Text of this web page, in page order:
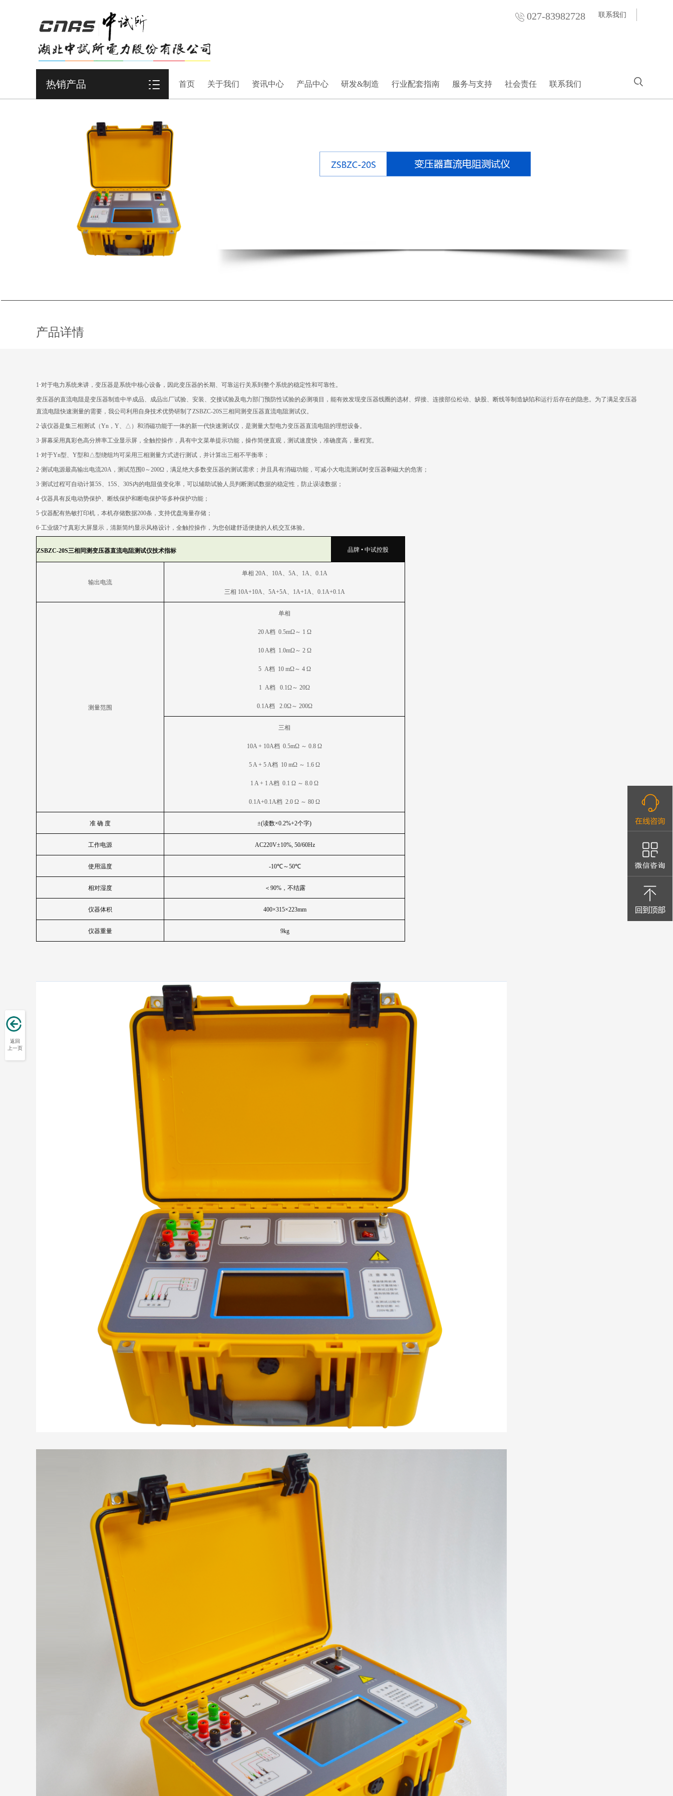
027-83982728 联系我们
热销产品 首页 关于我们 资讯中心 产品中心 研发&制造 行业配套指南 服务与支持 社会责任 联系我们
产品详情
1·对于电力系统来讲，变压器是系统中核心设备，因此变压器的长期、可靠运行关系到整个系统的稳定性和可靠性。
变压器的直流电阻是变压器制造中半成品、成品出厂试验、安装、交接试验及电力部门预防性试验的必测项目，能有效发现变压器线圈的选材、焊接、连接部位松动、缺股、断线等制造缺陷和运行后存在的隐患。为了满足变压器
直流电阻快速测量的需要，我公司利用自身技术优势研制了ZSBZC-20S三相同测变压器直流电阻测试仪。
2·该仪器是集三相测试（Yn ， Y、△）和消磁功能于一体的新一代快速测试仪，是测量大型电力变压器直流电阻的理想设备。
3·屏幕采用真彩色高分辨率工业显示屏，全触控操作，具有中文菜单提示功能，操作简便直观，测试速度快，准确度高，量程宽。
1·对于Yn型、 Y型和△型绕组均可采用三相测量方式进行测试，并计算出三相不平衡率；
2·测试电源最高输出电流20A ，测试范围0～200Ω，满足绝大多数变压器的测试需求；并且具有消磁功能，可减小大电流测试时变压器剩磁大的危害；
3·测试过程可自动计算5S、 15S、 30S内的电阻值变化率，可以辅助试验人员判断测试数据的稳定性，防止误读数据；
4·仪器具有反电动势保护、断线保护和断电保护等多种保护功能；
5·仪器配有热敏打印机，本机存储数据200条，支持优盘海量存储；
6·工业级7寸真彩大屏显示，清新简约显示风格设计，全触控操作，为您创建舒适便捷的人机交互体验。
ZSBZC-20S三相同测变压器直流电阻测试仪技术指标 品牌 • 中试控股
输出电流
单相 20A、10A、5A、1A、0.1A
三相 10A+10A、5A+5A、1A+1A、0.1A+0.1A
测量范围
单相
20 A档 0.5mΩ～ 1 Ω
10 A档 1.0mΩ～ 2 Ω
5 A档 10 mΩ～ 4 Ω
1 A档 0.1Ω～ 20Ω
0.1A档 2.0Ω～ 200Ω
三相
10A + 10A档 0.5mΩ ～ 0.8 Ω
5 A + 5 A档 10 mΩ ～ 1.6 Ω
1 A + 1 A档 0.1 Ω ～ 8.0 Ω
0.1A+0.1A档 2.0 Ω ～ 80 Ω
准 确 度 ±(读数×0.2%+2个字)
工作电源 AC220V±10%, 50/60Hz
使用温度 -10℃～50℃
相对湿度 ＜90%，不结露
仪器体积 400×315×223mm
仪器重量 9kg
返回
上一页